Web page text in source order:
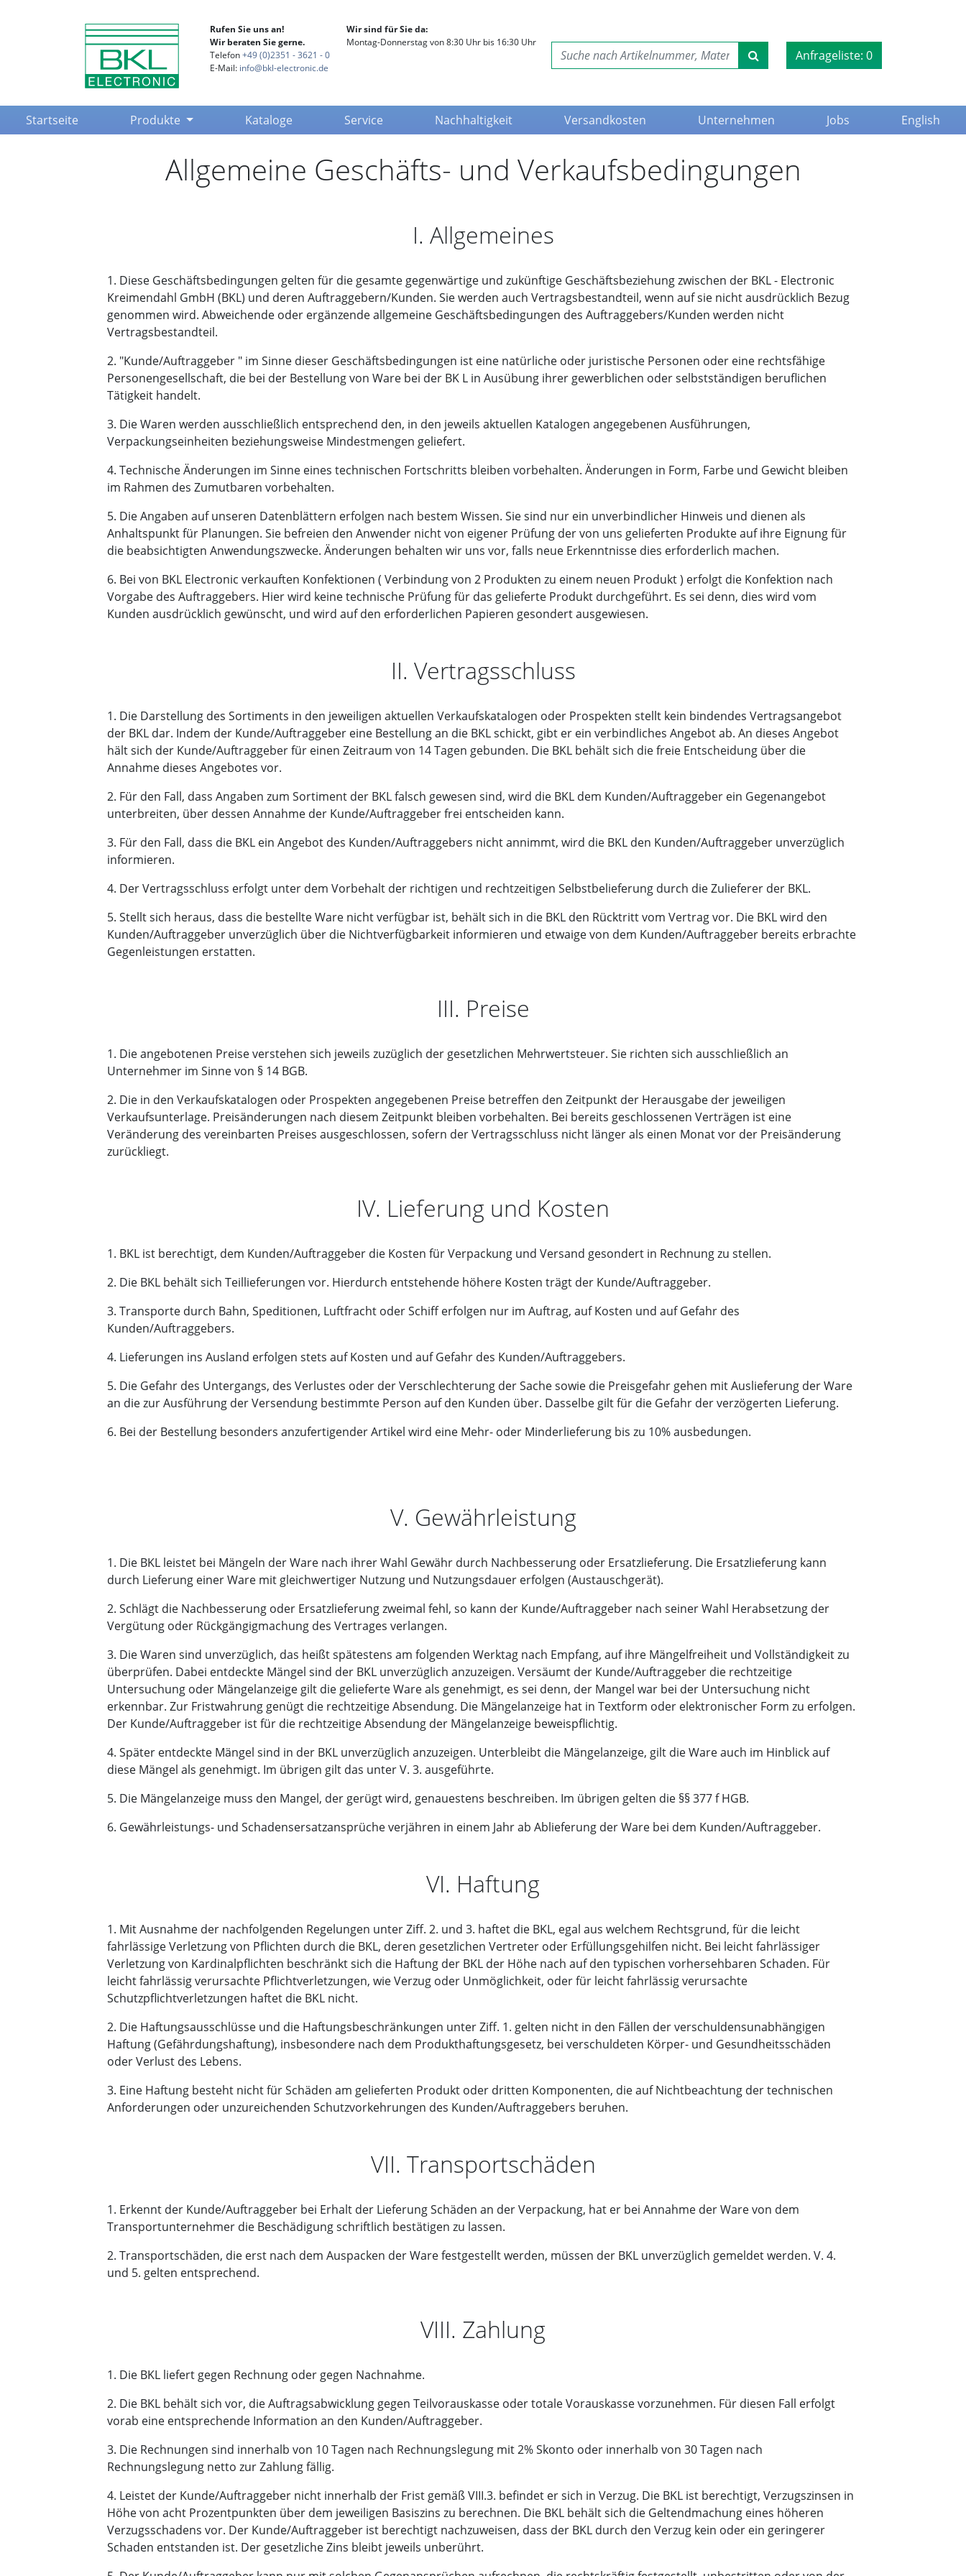
Rufen Sie uns an!
Wir beraten Sie gerne.
Telefon+49 (0)2351 - 3621 - 0
E-Mail: info@bkl-electronic.de
Wir sind für Sie da:
Montag-Donnerstag von 8:30 Uhr bis 16:30 Uhr
Anfrageliste: 0
Startseite Produkte Kataloge Service Nachhaltigkeit Versandkosten Unternehmen Jobs English
Allgemeine Geschäfts- und Verkaufsbedingungen
I. Allgemeines
1. Diese Geschäftsbedingungen gelten für die gesamte gegenwärtige und zukünftige Geschäftsbeziehung zwischen der BKL - Electronic
Kreimendahl GmbH (BKL) und deren Auftraggebern/Kunden. Sie werden auch Vertragsbestandteil, wenn auf sie nicht ausdrücklich Bezug
genommen wird. Abweichende oder ergänzende allgemeine Geschäftsbedingungen des Auftraggebers/Kunden werden nicht
Vertragsbestandteil.
2. "Kunde/Auftraggeber " im Sinne dieser Geschäftsbedingungen ist eine natürliche oder juristische Personen oder eine rechtsfähige
Personengesellschaft, die bei der Bestellung von Ware bei der BK L in Ausübung ihrer gewerblichen oder selbstständigen beruflichen
Tätigkeit handelt.
3. Die Waren werden ausschließlich entsprechend den, in den jeweils aktuellen Katalogen angegebenen Ausführungen,
Verpackungseinheiten beziehungsweise Mindestmengen geliefert.
4. Technische Änderungen im Sinne eines technischen Fortschritts bleiben vorbehalten. Änderungen in Form, Farbe und Gewicht bleiben
im Rahmen des Zumutbaren vorbehalten.
5. Die Angaben auf unseren Datenblättern erfolgen nach bestem Wissen. Sie sind nur ein unverbindlicher Hinweis und dienen als
Anhaltspunkt für Planungen. Sie befreien den Anwender nicht von eigener Prüfung der von uns gelieferten Produkte auf ihre Eignung für
die beabsichtigten Anwendungszwecke. Änderungen behalten wir uns vor, falls neue Erkenntnisse dies erforderlich machen.
6. Bei von BKL Electronic verkauften Konfektionen ( Verbindung von 2 Produkten zu einem neuen Produkt ) erfolgt die Konfektion nach
Vorgabe des Auftraggebers. Hier wird keine technische Prüfung für das gelieferte Produkt durchgeführt. Es sei denn, dies wird vom
Kunden ausdrücklich gewünscht, und wird auf den erforderlichen Papieren gesondert ausgewiesen.
II. Vertragsschluss
1. Die Darstellung des Sortiments in den jeweiligen aktuellen Verkaufskatalogen oder Prospekten stellt kein bindendes Vertragsangebot
der BKL dar. Indem der Kunde/Auftraggeber eine Bestellung an die BKL schickt, gibt er ein verbindliches Angebot ab. An dieses Angebot
hält sich der Kunde/Auftraggeber für einen Zeitraum von 14 Tagen gebunden. Die BKL behält sich die freie Entscheidung über die
Annahme dieses Angebotes vor.
2. Für den Fall, dass Angaben zum Sortiment der BKL falsch gewesen sind, wird die BKL dem Kunden/Auftraggeber ein Gegenangebot
unterbreiten, über dessen Annahme der Kunde/Auftraggeber frei entscheiden kann.
3. Für den Fall, dass die BKL ein Angebot des Kunden/Auftraggebers nicht annimmt, wird die BKL den Kunden/Auftraggeber unverzüglich
informieren.
4. Der Vertragsschluss erfolgt unter dem Vorbehalt der richtigen und rechtzeitigen Selbstbelieferung durch die Zulieferer der BKL.
5. Stellt sich heraus, dass die bestellte Ware nicht verfügbar ist, behält sich in die BKL den Rücktritt vom Vertrag vor. Die BKL wird den
Kunden/Auftraggeber unverzüglich über die Nichtverfügbarkeit informieren und etwaige von dem Kunden/Auftraggeber bereits erbrachte
Gegenleistungen erstatten.
III. Preise
1. Die angebotenen Preise verstehen sich jeweils zuzüglich der gesetzlichen Mehrwertsteuer. Sie richten sich ausschließlich an
Unternehmer im Sinne von § 14 BGB.
2. Die in den Verkaufskatalogen oder Prospekten angegebenen Preise betreffen den Zeitpunkt der Herausgabe der jeweiligen
Verkaufsunterlage. Preisänderungen nach diesem Zeitpunkt bleiben vorbehalten. Bei bereits geschlossenen Verträgen ist eine
Veränderung des vereinbarten Preises ausgeschlossen, sofern der Vertragsschluss nicht länger als einen Monat vor der Preisänderung
zurückliegt.
IV. Lieferung und Kosten
1. BKL ist berechtigt, dem Kunden/Auftraggeber die Kosten für Verpackung und Versand gesondert in Rechnung zu stellen.
2. Die BKL behält sich Teillieferungen vor. Hierdurch entstehende höhere Kosten trägt der Kunde/Auftraggeber.
3. Transporte durch Bahn, Speditionen, Luftfracht oder Schiff erfolgen nur im Auftrag, auf Kosten und auf Gefahr des
Kunden/Auftraggebers.
4. Lieferungen ins Ausland erfolgen stets auf Kosten und auf Gefahr des Kunden/Auftraggebers.
5. Die Gefahr des Untergangs, des Verlustes oder der Verschlechterung der Sache sowie die Preisgefahr gehen mit Auslieferung der Ware
an die zur Ausführung der Versendung bestimmte Person auf den Kunden über. Dasselbe gilt für die Gefahr der verzögerten Lieferung.
6. Bei der Bestellung besonders anzufertigender Artikel wird eine Mehr- oder Minderlieferung bis zu 10% ausbedungen.
V. Gewährleistung
1. Die BKL leistet bei Mängeln der Ware nach ihrer Wahl Gewähr durch Nachbesserung oder Ersatzlieferung. Die Ersatzlieferung kann
durch Lieferung einer Ware mit gleichwertiger Nutzung und Nutzungsdauer erfolgen (Austauschgerät).
2. Schlägt die Nachbesserung oder Ersatzlieferung zweimal fehl, so kann der Kunde/Auftraggeber nach seiner Wahl Herabsetzung der
Vergütung oder Rückgängigmachung des Vertrages verlangen.
3. Die Waren sind unverzüglich, das heißt spätestens am folgenden Werktag nach Empfang, auf ihre Mängelfreiheit und Vollständigkeit zu
überprüfen. Dabei entdeckte Mängel sind der BKL unverzüglich anzuzeigen. Versäumt der Kunde/Auftraggeber die rechtzeitige
Untersuchung oder Mängelanzeige gilt die gelieferte Ware als genehmigt, es sei denn, der Mangel war bei der Untersuchung nicht
erkennbar. Zur Fristwahrung genügt die rechtzeitige Absendung. Die Mängelanzeige hat in Textform oder elektronischer Form zu erfolgen.
Der Kunde/Auftraggeber ist für die rechtzeitige Absendung der Mängelanzeige beweispflichtig.
4. Später entdeckte Mängel sind in der BKL unverzüglich anzuzeigen. Unterbleibt die Mängelanzeige, gilt die Ware auch im Hinblick auf
diese Mängel als genehmigt. Im übrigen gilt das unter V. 3. ausgeführte.
5. Die Mängelanzeige muss den Mangel, der gerügt wird, genauestens beschreiben. Im übrigen gelten die §§ 377 f HGB.
6. Gewährleistungs- und Schadensersatzansprüche verjähren in einem Jahr ab Ablieferung der Ware bei dem Kunden/Auftraggeber.
VI. Haftung
1. Mit Ausnahme der nachfolgenden Regelungen unter Ziff. 2. und 3. haftet die BKL, egal aus welchem Rechtsgrund, für die leicht
fahrlässige Verletzung von Pflichten durch die BKL, deren gesetzlichen Vertreter oder Erfüllungsgehilfen nicht. Bei leicht fahrlässiger
Verletzung von Kardinalpflichten beschränkt sich die Haftung der BKL der Höhe nach auf den typischen vorhersehbaren Schaden. Für
leicht fahrlässig verursachte Pflichtverletzungen, wie Verzug oder Unmöglichkeit, oder für leicht fahrlässig verursachte
Schutzpflichtverletzungen haftet die BKL nicht.
2. Die Haftungsausschlüsse und die Haftungsbeschränkungen unter Ziff. 1. gelten nicht in den Fällen der verschuldensunabhängigen
Haftung (Gefährdungshaftung), insbesondere nach dem Produkthaftungsgesetz, bei verschuldeten Körper- und Gesundheitsschäden
oder Verlust des Lebens.
3. Eine Haftung besteht nicht für Schäden am gelieferten Produkt oder dritten Komponenten, die auf Nichtbeachtung der technischen
Anforderungen oder unzureichenden Schutzvorkehrungen des Kunden/Auftraggebers beruhen.
VII. Transportschäden
1. Erkennt der Kunde/Auftraggeber bei Erhalt der Lieferung Schäden an der Verpackung, hat er bei Annahme der Ware von dem
Transportunternehmer die Beschädigung schriftlich bestätigen zu lassen.
2. Transportschäden, die erst nach dem Auspacken der Ware festgestellt werden, müssen der BKL unverzüglich gemeldet werden. V. 4.
und 5. gelten entsprechend.
VIII. Zahlung
1. Die BKL liefert gegen Rechnung oder gegen Nachnahme.
2. Die BKL behält sich vor, die Auftragsabwicklung gegen Teilvorauskasse oder totale Vorauskasse vorzunehmen. Für diesen Fall erfolgt
vorab eine entsprechende Information an den Kunden/Auftraggeber.
3. Die Rechnungen sind innerhalb von 10 Tagen nach Rechnungslegung mit 2% Skonto oder innerhalb von 30 Tagen nach
Rechnungslegung netto zur Zahlung fällig.
4. Leistet der Kunde/Auftraggeber nicht innerhalb der Frist gemäß VIII.3. befindet er sich in Verzug. Die BKL ist berechtigt, Verzugszinsen in
Höhe von acht Prozentpunkten über dem jeweiligen Basiszins zu berechnen. Die BKL behält sich die Geltendmachung eines höheren
Verzugsschadens vor. Der Kunde/Auftraggeber ist berechtigt nachzuweisen, dass der BKL durch den Verzug kein oder ein geringerer
Schaden entstanden ist. Der gesetzliche Zins bleibt jeweils unberührt.